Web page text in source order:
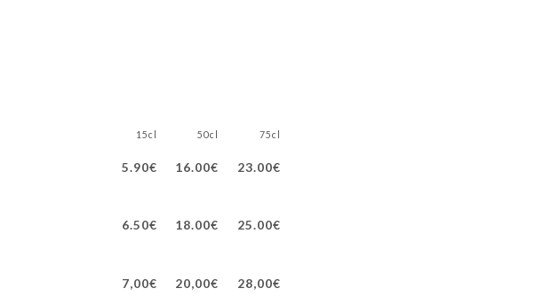
15cl 50cl 75cl
5.90€ 16.00€ 23.00€
6.50€ 18.00€ 25.00€
7,00€ 20,00€ 28,00€